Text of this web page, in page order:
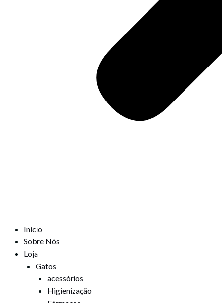
Início
Sobre Nós
Loja
Gatos
acessórios
Higienização